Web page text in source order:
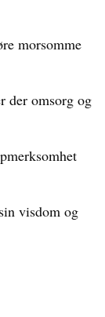
morsomme
der omsorg og
visdom og